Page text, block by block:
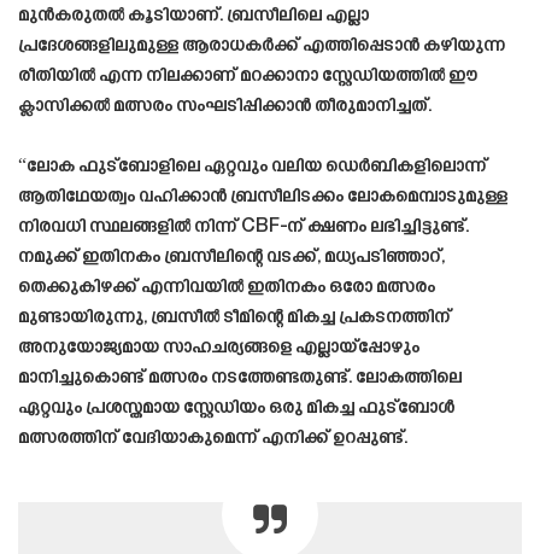
മുൻകരുതൽ കൂടിയാണ്. ബ്രസീലിലെ എല്ലാ
പ്രദേശങ്ങളിലുമുള്ള ആരാധകർക്ക് എത്തിപ്പെടാൻ കഴിയുന്ന
രീതിയിൽ എന്ന നിലക്കാണ് മറക്കാനാ സ്റ്റേഡിയത്തിൽ ഈ
ക്ലാസിക്കൽ മത്സരം സംഘടിപ്പിക്കാൻ തീരുമാനിച്ചത്.
“ലോക ഫുട്ബോളിലെ ഏറ്റവും വലിയ ഡെർബികളിലൊന്ന്
ആതിഥേയത്വം വഹിക്കാൻ ബ്രസീലിടക്കം ലോകമെമ്പാടുമുള്ള
നിരവധി സ്ഥലങ്ങളിൽ നിന്ന് CBF-ന് ക്ഷണം ലഭിച്ചിട്ടുണ്ട്.
നമുക്ക് ഇതിനകം ബ്രസീലിന്റെ വടക്ക്, മധ്യപടിഞ്ഞാറ്,
തെക്കുകിഴക്ക് എന്നിവയിൽ ഇതിനകം ഒരോ മത്സരം
മുണ്ടായിരുന്നു, ബ്രസീൽ ടീമിന്റെ മികച്ച പ്രകടനത്തിന്
അനുയോജ്യമായ സാഹചര്യങ്ങളെ എല്ലായ്പ്പോഴും
മാനിച്ചുകൊണ്ട് മത്സരം നടത്തേണ്ടതുണ്ട്. ലോകത്തിലെ
ഏറ്റവും പ്രശസ്തമായ സ്റ്റേഡിയം ഒരു മികച്ച ഫുട്ബോൾ
മത്സരത്തിന് വേദിയാകുമെന്ന് എനിക്ക് ഉറപ്പുണ്ട്.